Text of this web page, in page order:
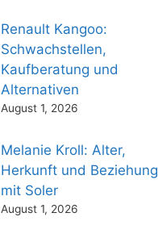
Renault Kangoo:
Schwachstellen,
Kaufberatung und
Alternativen
August 1, 2026
Melanie Kroll: Alter,
Herkunft und Beziehung
mit Soler
August 1, 2026